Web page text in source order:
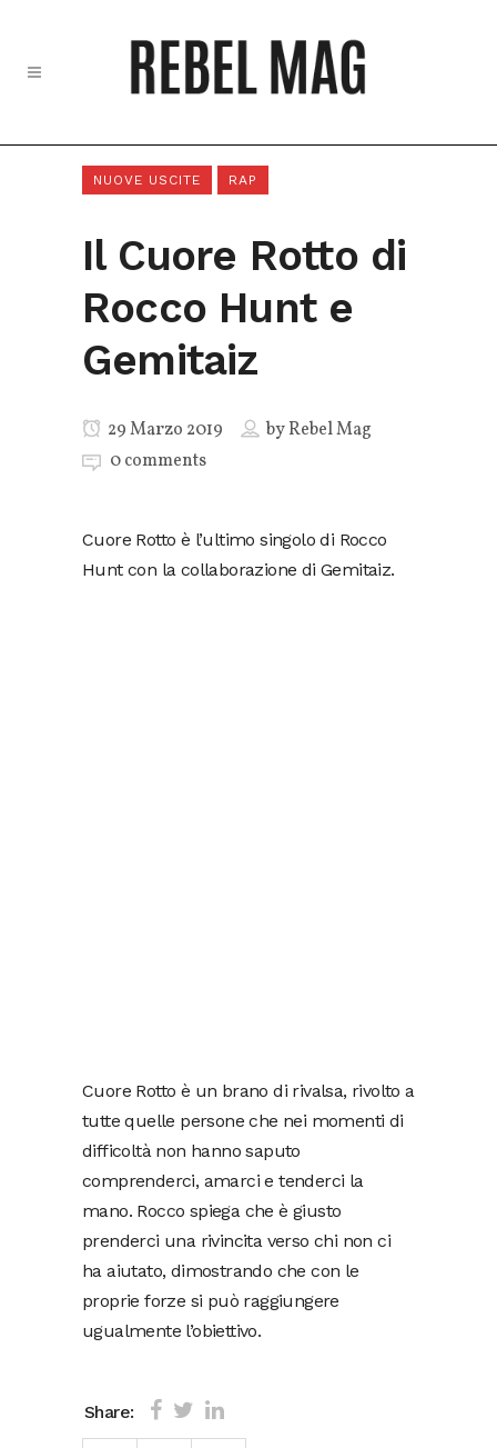
NUOVE USCITE RAP
Il Cuore Rotto di
Rocco Hunt e
Gemitaiz
29 Marzo 2019 byRebel Mag
0 comments
Cuore Rotto è l’ultimo singolo di Rocco
Hunt con la collaborazione di Gemitaiz.
Cuore Rotto è un brano di rivalsa, rivolto a
tutte quelle persone che nei momenti di
difficoltà non hanno saputo
comprenderci, amarci e tenderci la
mano. Rocco spiega che è giusto
prenderci una rivincita verso chi non ci
ha aiutato, dimostrando che con le
proprie forze si può raggiungere
ugualmente l’obiettivo.
Share: